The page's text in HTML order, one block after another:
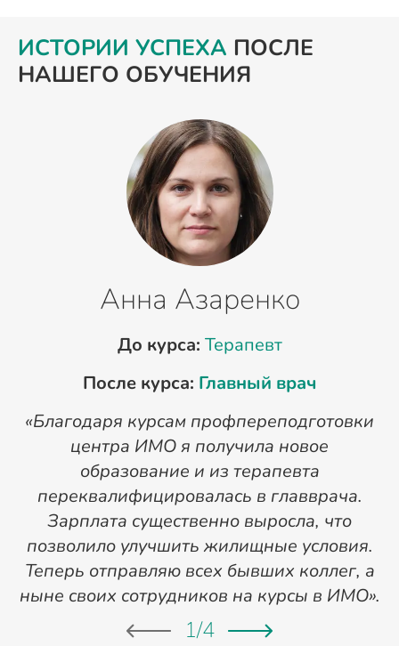
ИСТОРИИ УСПЕХА ПОСЛЕ
НАШЕГО ОБУЧЕНИЯ
Анна Азаренко
До курса: Терапевт
После курса: Главный врач
«Благодаря курсам профпереподготовки
центра ИМО я получила новое
образование и из терапевта
переквалифицировалась в главврача.
Зарплата существенно выросла, что
позволило улучшить жилищные условия.
Теперь отправляю всех бывших коллег, а
ныне своих сотрудников на курсы в ИМО».
1/4